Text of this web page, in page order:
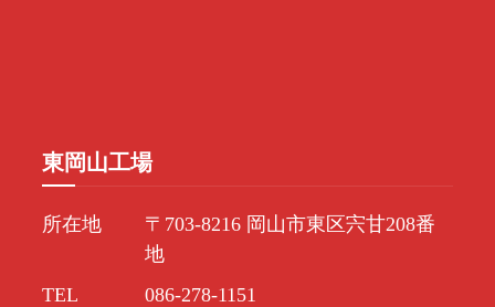
東岡山工場
所在地
〒703-8216 岡山市東区宍甘208番
地
TEL
086-278-1151